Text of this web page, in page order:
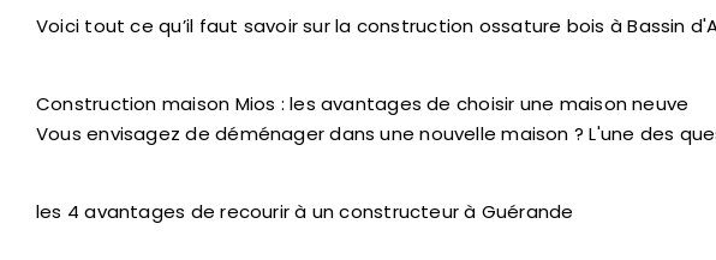
Voici tout ce qu’il faut savoir sur la construction ossature bois à Bassin
Construction maison Mios : les avantages de choisir une maison neuve
Vous envisagez de déménager dans une nouvelle maison ? L'une des
les 4 avantages de recourir à un constructeur à Guérande